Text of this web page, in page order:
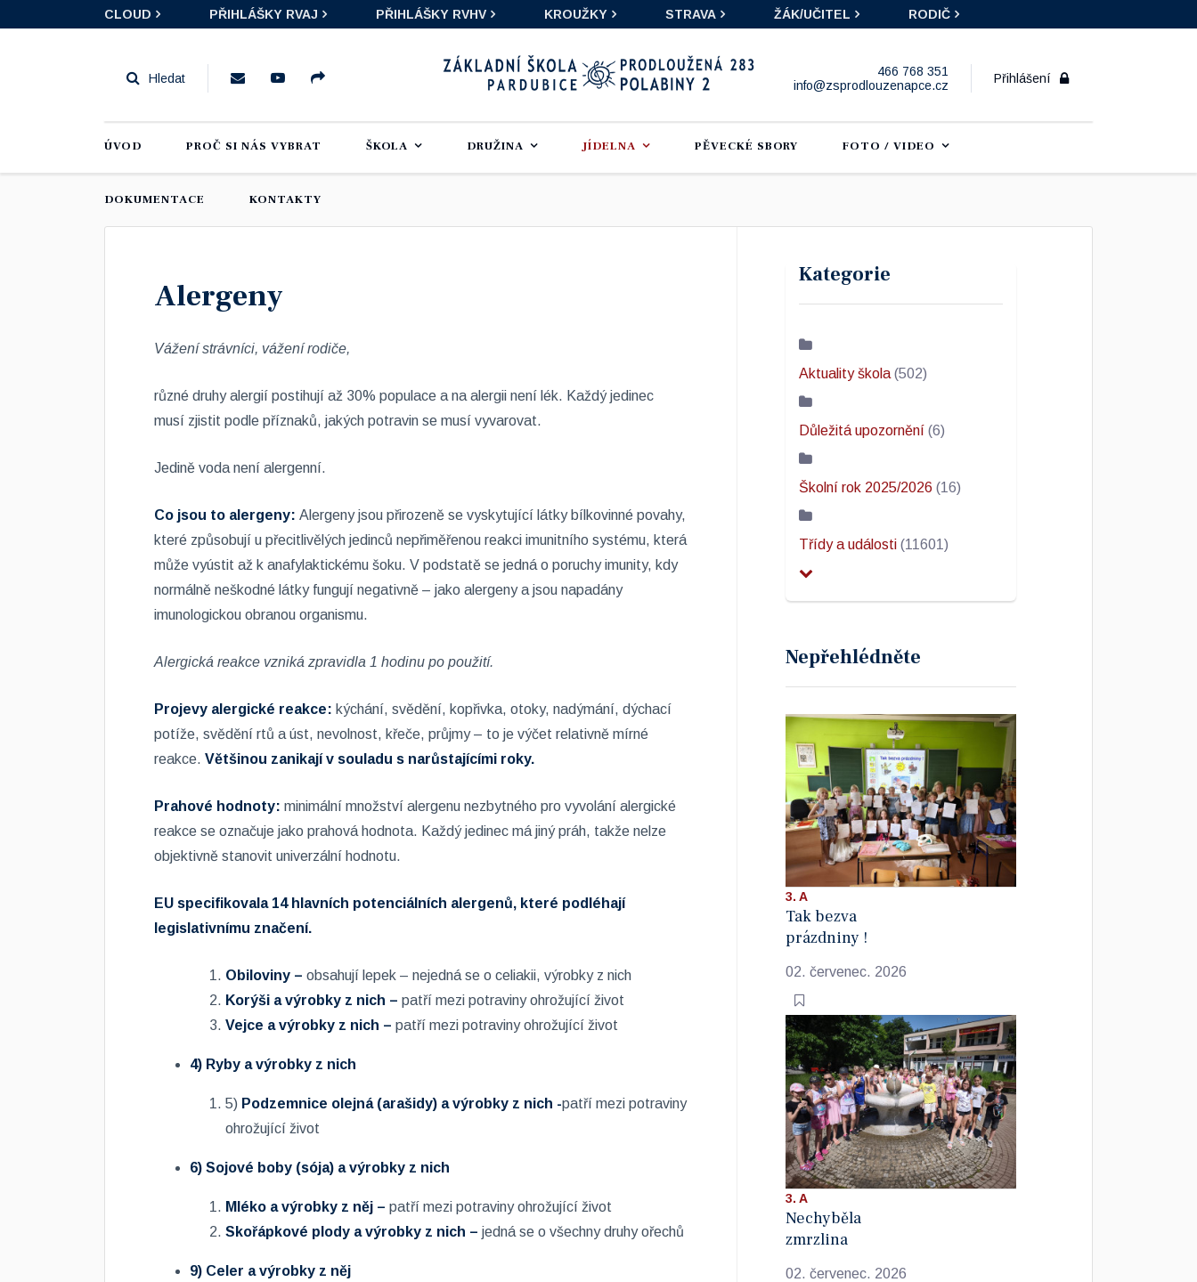
CLOUD PŘIHLÁŠKY RVAJ PŘIHLÁŠKY RVHV KROUŽKY STRAVA ŽÁK/UČITEL RODIČ
Přihlášení
466 768 351
info@zsprodlouzenapce.cz
ÚVOD PROČ SI NÁS VYBRAT ŠKOLA DRUŽINA JÍDELNA PĚVECKÉ SBORY FOTO / VIDEO
DOKUMENTACE KONTAKTY
Alergeny
Vážení strávníci, vážení rodiče,
různé druhy alergií postihují až 30% populace a na alergii není lék. Každý jedinec
musí zjistit podle příznaků, jakých potravin se musí vyvarovat.
Jedině voda není alergenní.
Co jsou to alergeny: Alergeny jsou přirozeně se vyskytující látky bílkovinné povahy,
které způsobují u přecitlivělých jedinců nepřiměřenou reakci imunitního systému, která
může vyústit až k anafylaktickému šoku. V podstatě se jedná o poruchy imunity, kdy
normálně neškodné látky fungují negativně – jako alergeny a jsou napadány
imunologickou obranou organismu.
Alergická reakce vzniká zpravidla 1 hodinu po použití.
Projevy alergické reakce: kýchání, svědění, kopřivka, otoky, nadýmání, dýchací
potíže, svědění rtů a úst, nevolnost, křeče, průjmy – to je výčet relativně mírné
reakce. Většinou zanikají v souladu s narůstajícími roky.
Prahové hodnoty: minimální množství alergenu nezbytného pro vyvolání alergické
reakce se označuje jako prahová hodnota. Každý jedinec má jiný práh, takže nelze
objektivně stanovit univerzální hodnotu.
EU specifikovala 14 hlavních potenciálních alergenů, které podléhají
legislativnímu značení.
Obiloviny – obsahují lepek – nejedná se o celiakii, výrobky z nich
Korýši a výrobky z nich – patří mezi potraviny ohrožující život
Vejce a výrobky z nich – patří mezi potraviny ohrožující život
4) Ryby a výrobky z nich
5) Podzemnice olejná (arašidy) a výrobky z nich -patří mezi potraviny
ohrožující život
6) Sojové boby (sója) a výrobky z nich
Mléko a výrobky z něj – patří mezi potraviny ohrožující život
Skořápkové plody a výrobky z nich – jedná se o všechny druhy ořechů
9) Celer a výrobky z něj
Kategorie
Aktuality škola (502)
Důležitá upozornění (6)
Školní rok 2025/2026 (16)
Třídy a události (11601)
Nepřehlédněte
3. A
Tak bezva
prázdniny !
02. červenec. 2026
3. A
Nechyběla
zmrzlina
02. červenec. 2026